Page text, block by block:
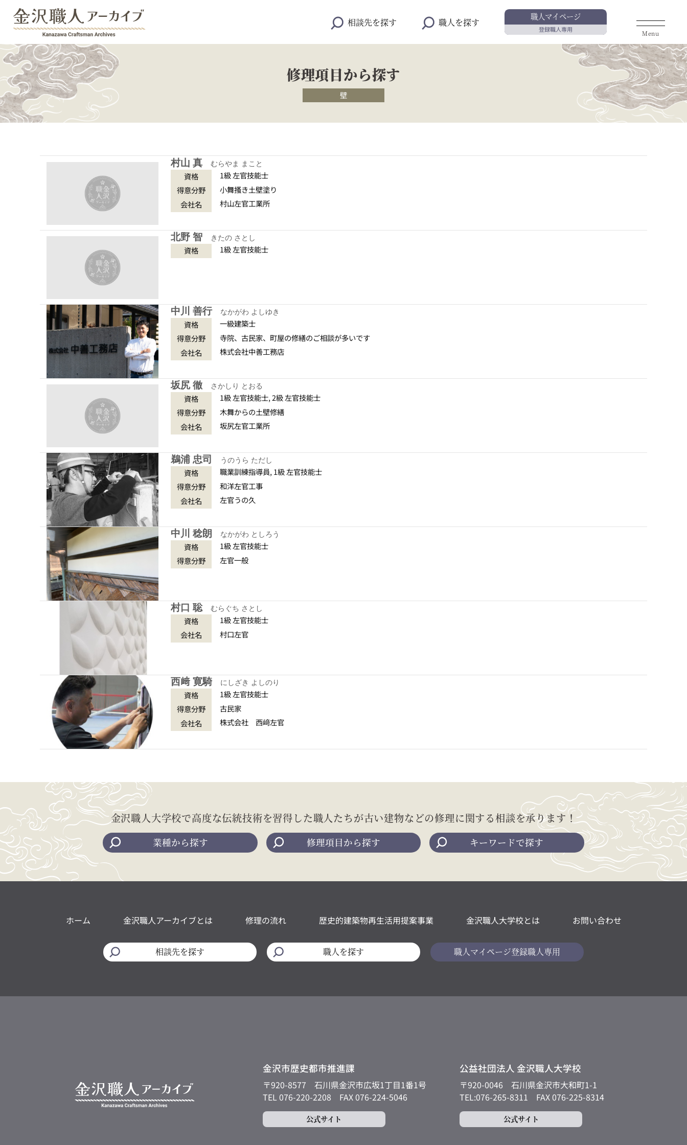
相談先を探す 職人を探す
職人マイページ
登録職人専用
Menu
修理項目から探す
壁
村山 真 むらやま まこと
資格
1級 左官技能士
得意分野
小舞搔き土壁塗り
会社名
村山左官工業所
北野 智 きたの さとし
資格 1級 左官技能士
中川 善行 なかがわ よしゆき
資格
一級建築士
得意分野
寺院、古民家、町屋の修繕のご相談が多いです
会社名
株式会社中善工務店
坂尻 徹 さかしり とおる
資格
1級 左官技能士, 2級 左官技能士
得意分野
木舞からの土壁修繕
会社名
坂尻左官工業所
鵜浦 忠司 うのうら ただし
資格
職業訓練指導員, 1級 左官技能士
得意分野
和洋左官工事
会社名
左官うの久
中川 稔朗 なかがわ としろう
資格
1級 左官技能士
得意分野
左官一般
村口 聡 むらぐち さとし
資格
1級 左官技能士
会社名
村口左官
西﨑 寛騎 にしざき よしのり
資格
1級 左官技能士
得意分野
古民家
会社名
株式会社 西﨑左官
金沢職人大学校で高度な伝統技術を習得した職人たちが古い建物などの修理に関する相談を承ります！
業種から探す 修理項目から探す キーワードで探す
ホーム 金沢職人アーカイブとは 修理の流れ 歴史的建築物再生活用提案事業 金沢職人大学校とは お問い合わせ
相談先を探す 職人を探す 職人マイページ登録職人専用
金沢市歴史都市推進課
〒920-8577
石川県金沢市広坂1丁目1番1号
TEL 076-220-2208
FAX 076-224-5046
公式サイト
公益社団法人 金沢職人大学校
〒920-0046
石川県金沢市大和町1-1
TEL:076-265-8311
FAX 076-225-8314
公式サイト